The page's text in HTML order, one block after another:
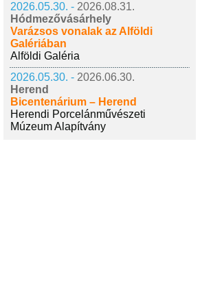
2026.05.30. - 2026.08.31.
Hódmezővásárhely
Varázsos vonalak az Alföldi
Galériában
Alföldi Galéria
2026.05.30. - 2026.06.30.
Herend
Bicentenárium – Herend
Herendi Porcelánművészeti
Múzeum Alapítvány